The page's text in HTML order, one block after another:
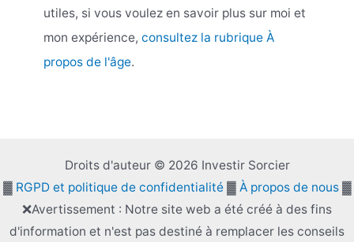
utiles, si vous voulez en savoir plus sur moi et
mon expérience, consultez la rubrique À
propos de l'âge.
Droits d'auteur © 2026 Investir Sorcier
▓ RGPD et politique de confidentialité▓ À propos de nous▓
❌Avertissement : Notre site web a été créé à des fins
d'information et n'est pas destiné à remplacer les conseils